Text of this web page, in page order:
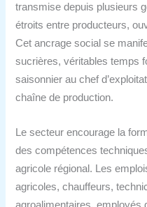
transmise depuis plusieurs
étroits entre producteurs,
Cet ancrage social se
sucrières, véritables temps
saisonnier au chef
chaîne de production.
Le secteur encourage la
des compétences
agricole régional. Les
agricoles, chauffeurs,
agroalimentaires,